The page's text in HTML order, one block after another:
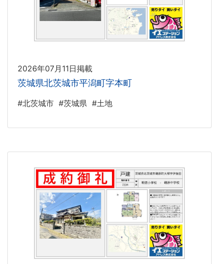
2026年07月11日掲載
茨城県北茨城市平潟町字本町
#北茨城市 #茨城県 #土地